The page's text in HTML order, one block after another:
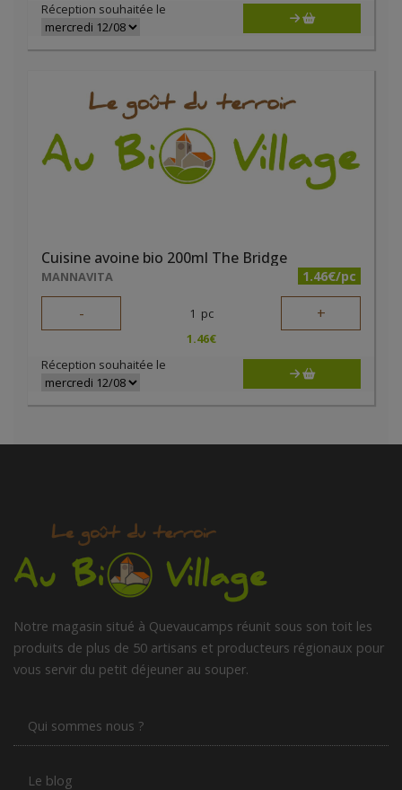
Réception souhaitée le
Cuisine avoine bio 200ml The Bridge
MANNAVITA 1.46€/pc
- 1 pc +
1.46€
Réception souhaitée le
Notre magasin situé à Quevaucamps réunit sous son toit les
produits de plus de 50 artisans et producteurs régionaux pour
vous servir du petit déjeuner au souper.
Qui sommes nous ?
Le blog